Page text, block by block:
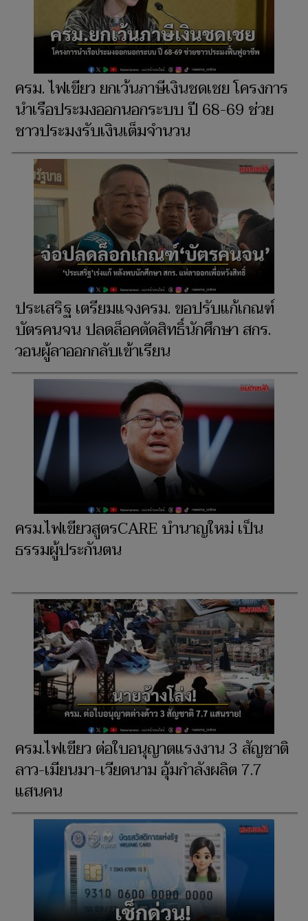
ครม. ไฟเขียว ยกเว้นภาษีเงินชดเชย โครงการ
นำเรือประมงออกนอกระบบ ปี 68-69 ช่วย
ชาวประมงรับเงินเต็มจำนวน
ประเสริฐ เตรียมแจงครม. ขอปรับแก้เกณฑ์
บัตรคนจน ปลดล็อคตัดสิทธิ์นักศึกษา สกร.
วอนผู้ลาออกกลับเข้าเรียน
ครม.ไฟเขียวสูตรCARE บํานาญใหม่ เป็น
ธรรมผู้ประกันตน
ครม.ไฟเขียว ต่อใบอนุญาตแรงงาน 3 สัญชาติ
ลาว-เมียนมา-เวียดนาม อุ้มกำลังผลิต 7.7
แสนคน